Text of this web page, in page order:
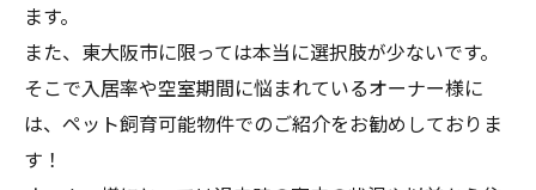
ます。
また、東大阪市に限っては本当に選択肢が少ないです。
そこで入居率や空室期間に悩まれているオーナー様に
は、ペット飼育可能物件でのご紹介をお勧めしておりま
す！